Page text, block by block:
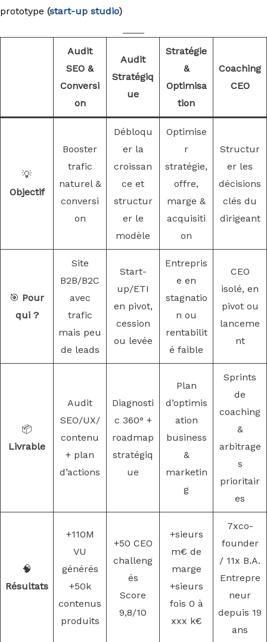
prototype (start-up studio)
Audit
SEO &
Conversi
on
Audit
Stratégiq
ue
Stratégie
&
Optimisa
tion
Coaching
CEO
💡
Objectif
Booster
trafic
naturel &
conversi
on
Débloqu
er la
croissan
ce et
structur
er le
modèle
Optimise
r
stratégie,
offre,
marge &
acquisiti
on
Structur
er les
décisions
clés du
dirigeant
🎯 Pour
qui ?
Site
B2B/B2C
avec
trafic
mais peu
de leads
Start-
up/ETI
en pivot,
cession
ou levée
Entrepris
e en
stagnatio
n ou
rentabilit
é faible
CEO
isolé, en
pivot ou
lanceme
nt
📦
Livrable
Audit
SEO/UX/
contenu
+ plan
d’actions
Diagnosti
c 360° +
roadmap
stratégiq
ue
Plan
d’optimis
ation
business
&
marketin
g
Sprints
de
coaching
&
arbitrage
s
prioritair
es
🧠
Résultats
+110M
VU
générés
+50k
contenus
produits
+50 CEO
challeng
és
Score
9,8/10
+sieurs
m€ de
marge
+sieurs
fois 0 à
xxx k€
7xco-
founder
/ 11x B.A.
Entrepre
neur
depuis 19
ans